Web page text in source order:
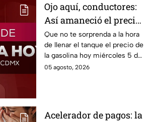
Ojo aquí, conductores:
Así amaneció el precio
de la gasolina HOY
Que no te sorprenda a la hora
de llenar el tanque el precio de
la gasolina hoy miércoles 5 de
agosto 2026; aquí te dejamos
05 agosto, 2026
Acelerador de pagos: la